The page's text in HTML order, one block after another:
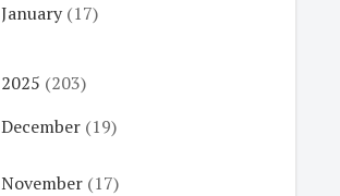
January (17)
2025 (203)
December (19)
November (17)